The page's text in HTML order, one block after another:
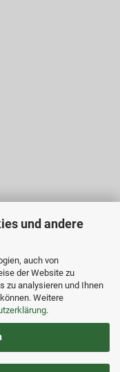
und andere
auch von
der Website zu
zu analysieren und Ihnen
Weitere
.